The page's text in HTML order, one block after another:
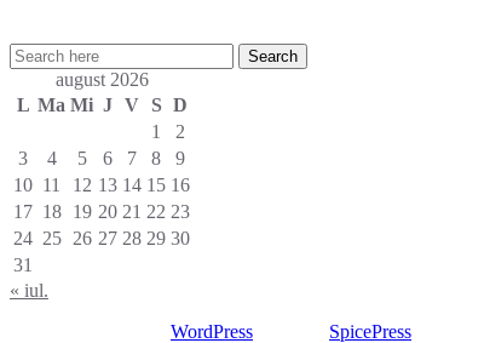
august 2026
L Ma Mi J V S D
1
2
3
4 5 6 7 8
9
10 11 12 13 14 15 16
17 18 19 20 21 22 23
24 25 26 27 28 29 30
31
« iul.
WordPress SpicePress